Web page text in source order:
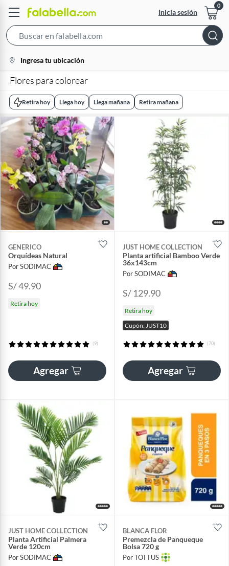
Inicia sesión
Bar
location-
icon
Ingresa tu ubicación
Flores para colorear
Retira hoy Llega hoy Llega mañana Retira mañana
GENERICO
Orquídeas Natural
Por SODIMAC
S/ 49.90
Retira hoy
(9)
Agregar
JUST HOME COLLECTION
Planta artificial Bamboo Verde
36x143cm
Por SODIMAC
S/ 129.90
Retira hoy
Cupón: JUST10
(70)
Agregar
JUST HOME COLLECTION
Planta Artificial Palmera
Verde 120cm
Por SODIMAC
BLANCA FLOR
Premezcla de Panqueque
Bolsa 720 g
Por TOTTUS